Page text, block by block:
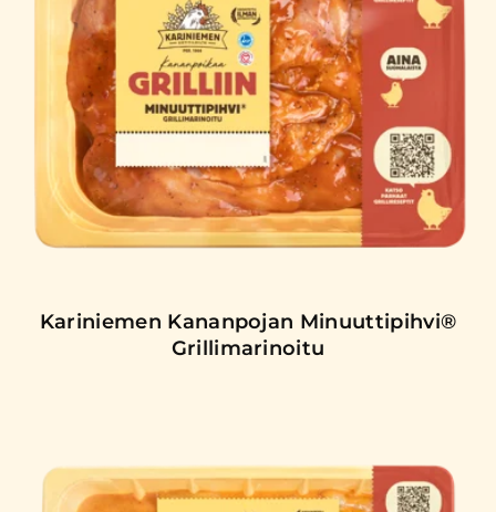
Kariniemen Kananpojan Minuuttipihvi®
Grillimarinoitu